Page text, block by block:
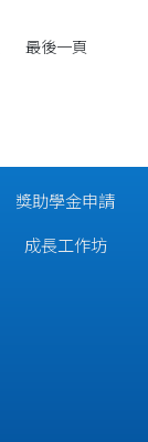
最後一頁
獎助學金申請
成長工作坊